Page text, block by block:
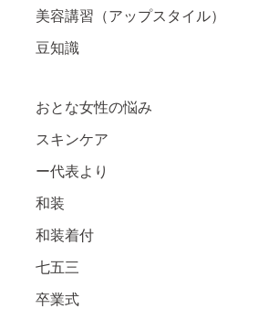
美容講習（アップスタイル）
豆知識
おとな女性の悩み
スキンケア
ー代表より
和装
和装着付
七五三
卒業式